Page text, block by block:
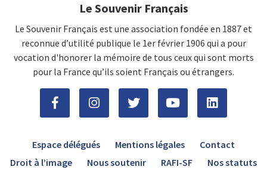
Le Souvenir Français
Le Souvenir Français est une association fondée en 1887 et
reconnue d’utilité publique le 1er février 1906 qui a pour
vocation d'honorer la mémoire de tous ceux qui sont morts
pour la France qu’ils soient Français ou étrangers.
Espace délégués Mentions légales
Contact
Droit à l’image
Nous soutenir RAFI-SF Nos statuts